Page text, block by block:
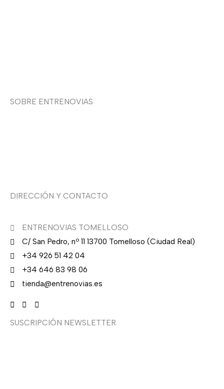
SOBRE ENTRENOVIAS
DIRECCIÓN Y CONTACTO
ENTRENOVIAS TOMELLOSO
C/ San Pedro, nº 11 13700 Tomelloso (Ciudad Real)
+34 926 51 42 04
+34 646 83 98 06
tienda@entrenovias.es
SUSCRIPCIÓN NEWSLETTER